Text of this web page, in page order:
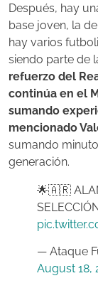
Después, hay
base joven, la
hay varios
siendo parte de
refuerzo del
continúa en el
sumando
mencionado
sumando
generación.
🌟🇦🇷
— Ataque
August 18,